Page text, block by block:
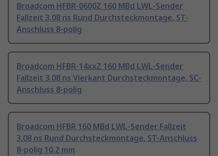
Broadcom HFBR-0600Z 160 MBd LWL-Sender
Fallzeit 3.08 ns Rund Durchsteckmontage, ST-
Anschluss 8-polig
Broadcom HFBR-14xxZ 160 MBd LWL-Sender
Fallzeit 3.08 ns Vierkant Durchsteckmontage, SC-
Anschluss 8-polig
Broadcom HFBR 160 MBd LWL-Sender Fallzeit
3.08 ns Rund Durchsteckmontage, ST-Anschluss
8-polig 10.2 mm